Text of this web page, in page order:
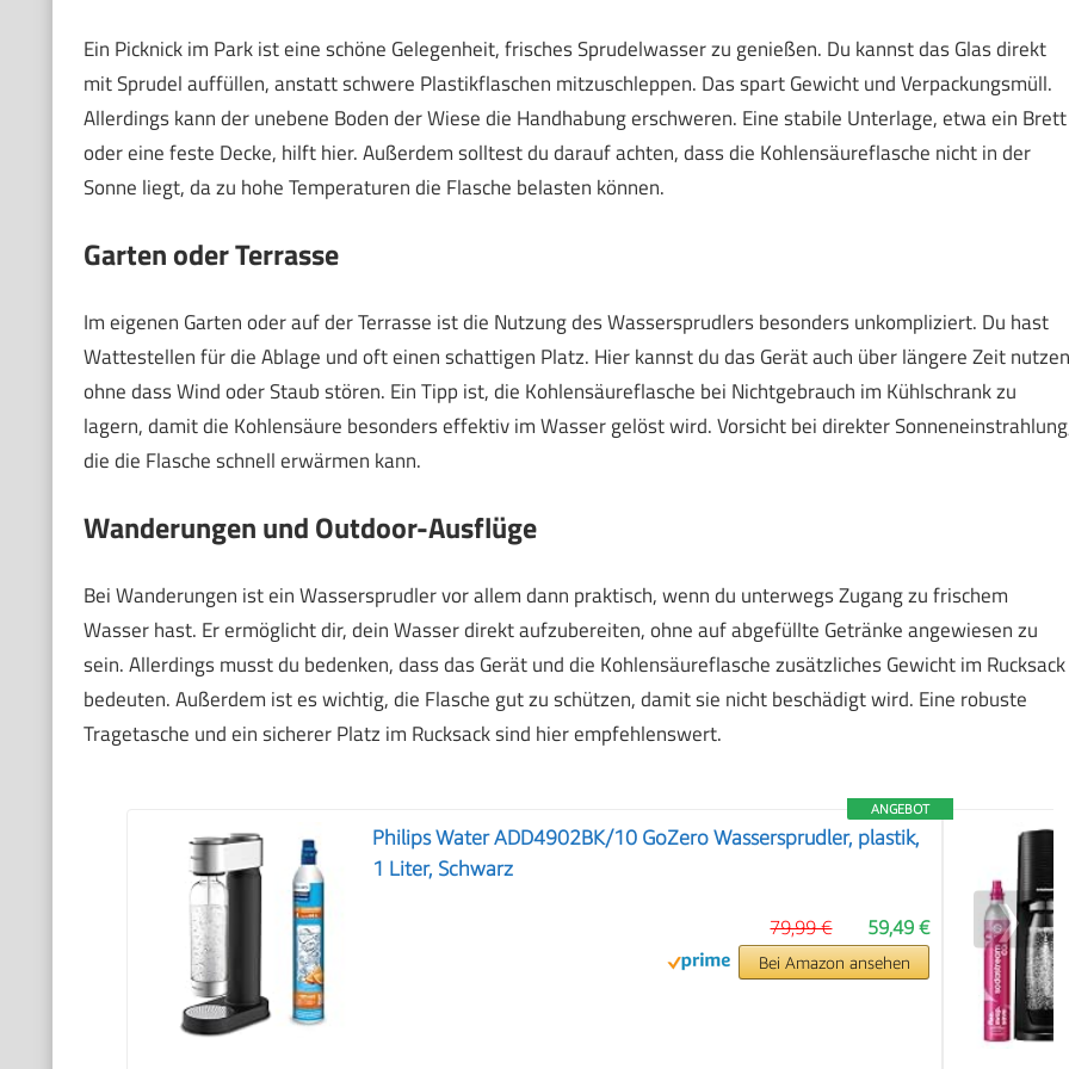
Ein Picknick im Park ist eine schöne Gelegenheit, frisches Sprudelwasser zu genießen. Du kannst das Glas direkt
mit Sprudel auffüllen, anstatt schwere Plastikflaschen mitzuschleppen. Das spart Gewicht und Verpackungsmüll.
Allerdings kann der unebene Boden der Wiese die Handhabung erschweren. Eine stabile Unterlage, etwa ein Brett
oder eine feste Decke, hilft hier. Außerdem solltest du darauf achten, dass die Kohlensäureflasche nicht in der
Sonne liegt, da zu hohe Temperaturen die Flasche belasten können.
Garten oder Terrasse
Im eigenen Garten oder auf der Terrasse ist die Nutzung des Wassersprudlers besonders unkompliziert. Du hast
Wattestellen für die Ablage und oft einen schattigen Platz. Hier kannst du das Gerät auch über längere Zeit
ohne dass Wind oder Staub stören. Ein Tipp ist, die Kohlensäureflasche bei Nichtgebrauch im Kühlschrank zu
lagern, damit die Kohlensäure besonders effektiv im Wasser gelöst wird. Vorsicht bei direkter
die die Flasche schnell erwärmen kann.
Wanderungen und Outdoor-Ausflüge
Bei Wanderungen ist ein Wassersprudler vor allem dann praktisch, wenn du unterwegs Zugang zu frischem
Wasser hast. Er ermöglicht dir, dein Wasser direkt aufzubereiten, ohne auf abgefüllte Getränke angewiesen zu
sein. Allerdings musst du bedenken, dass das Gerät und die Kohlensäureflasche zusätzliches Gewicht im Rucksack
bedeuten. Außerdem ist es wichtig, die Flasche gut zu schützen, damit sie nicht beschädigt wird. Eine robuste
Tragetasche und ein sicherer Platz im Rucksack sind hier empfehlenswert.
ANGEBOT
Philips Water ADD4902BK/10 GoZero Wassersprudler, plastik,
1 Liter, Schwarz
59,49 €
79,99 €
Bei Amazon ansehen
❯